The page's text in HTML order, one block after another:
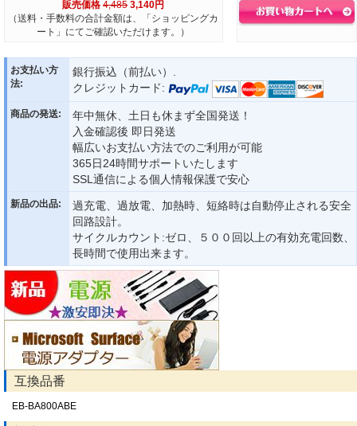
販売価格 4,485 3,140円
（送料・手数料の合計金額は、「ショッピングカ
ート」にてご確認いただけます。）
お支払い方
法:
銀行振込（前払い）.
クレジットカード:
商品の発送:
年中無休、土日も休まず全国発送！
入金確認後 即日発送
幅広いお支払い方法でのご利用が可能
365日24時間サポートいたします
SSL通信による個人情報保護で安心
新品の出品:
過充電、過放電、加熱時、短絡時は自動停止される安全
回路設計。
サイクルカウント:ゼロ、５００回以上の有効充電回数、
長時間で使用出来ます。
互換品番
EB-BA800ABE